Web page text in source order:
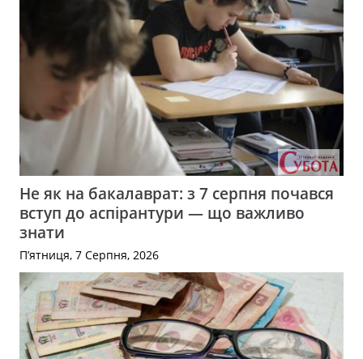
Не як на бакалаврат: з 7 серпня почався
вступ до аспірантури — що важливо
знати
П’ятниця, 7 Серпня, 2026